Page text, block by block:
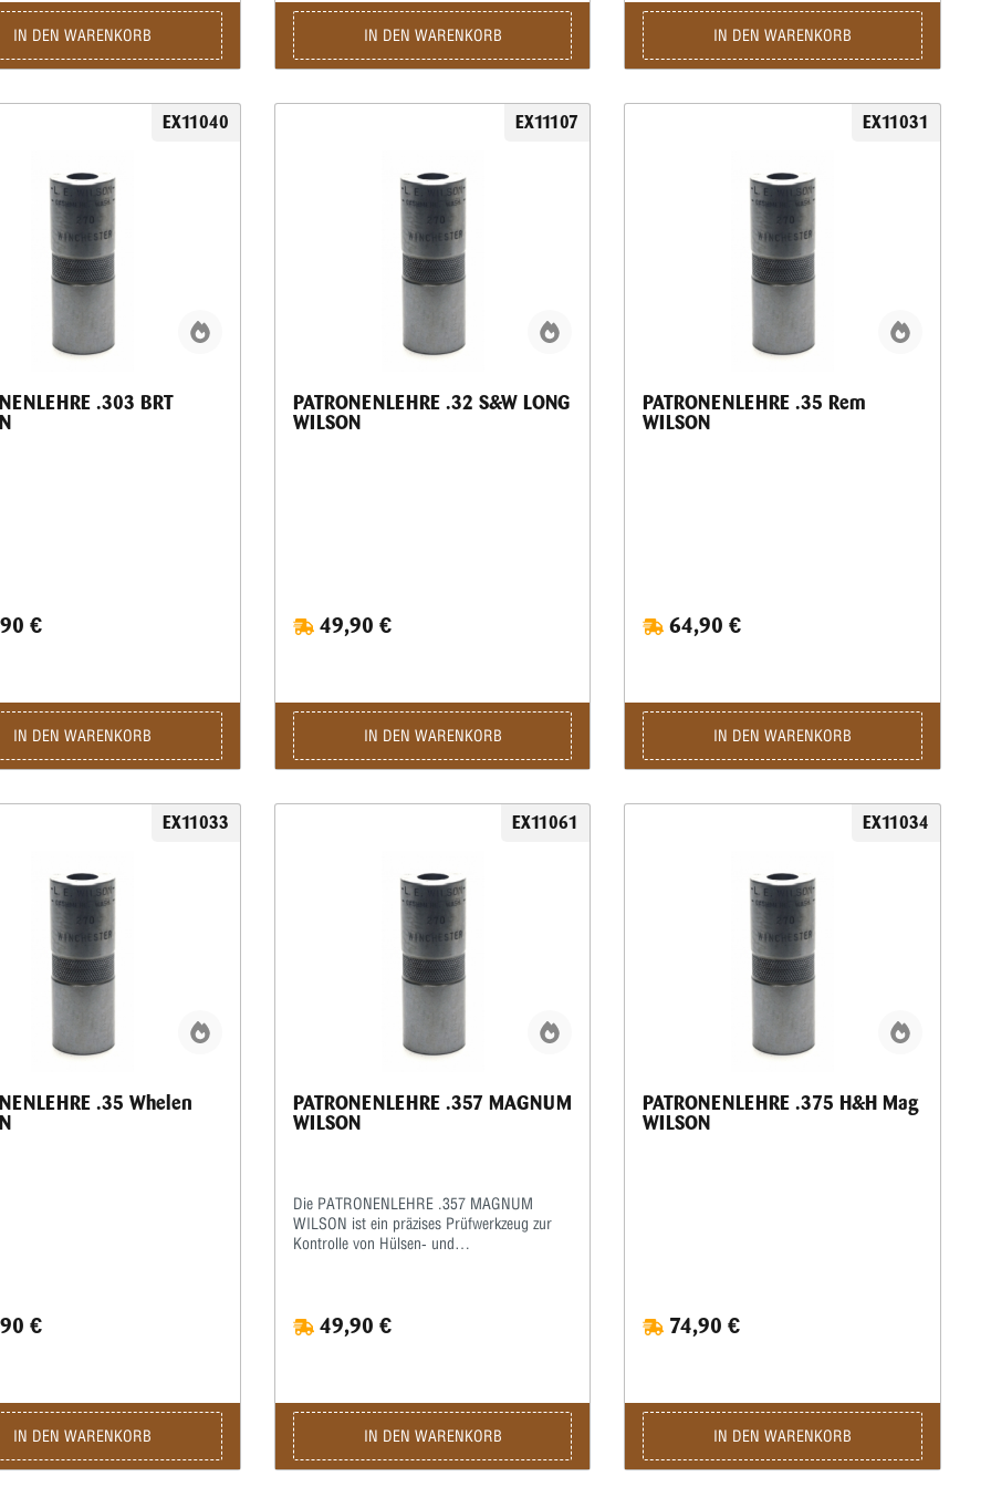
IN DEN WARENKORB IN DEN WARENKORB IN DEN WARENKORB
EX11040
.303 BRT
€
IN DEN WARENKORB
EX11107
PATRONENLEHRE .32 S&W LONG
WILSON
49,90 €
IN DEN WARENKORB
EX11031
PATRONENLEHRE .35 Rem
WILSON
64,90 €
IN DEN WARENKORB
EX11033
.35 Whelen
€
IN DEN WARENKORB
EX11061
PATRONENLEHRE .357 MAGNUM
WILSON
Die PATRONENLEHRE .357 MAGNUM
WILSON ist ein präzises Prüfwerkzeug zur
Kontrolle von Hülsen‑ und
zuverlässige Messungen von Gesamtlänge,
Hülsenhals und Schulterlage und ist damit
feine Oberflächenbearbeitung sorgen für
lange Lebensdauer und gleichbleibende
Messgenauigkeit. Die PATRONENLEHRE
.357 MAGNUM WILSON ist einfach zu
49,90 €
IN DEN WARENKORB
EX11034
PATRONENLEHRE .375 H&H Mag
WILSON
74,90 €
IN DEN WARENKORB